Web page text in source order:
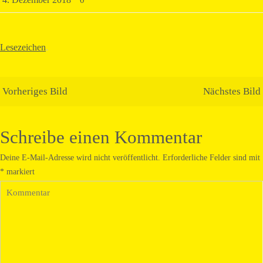
Lesezeichen.
Vorheriges Bild Nächstes Bild
Schreibe einen Kommentar
Deine E-Mail-Adresse wird nicht veröffentlicht. Erforderliche Felder sind mit
* markiert